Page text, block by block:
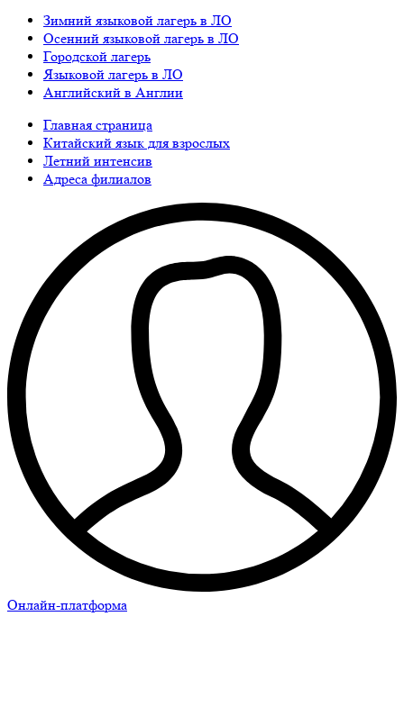
Зимний языковой лагерь в ЛО
Осенний языковой лагерь в ЛО
Городской лагерь
Языковой лагерь в ЛО
Английский в Англии
Главная страница
Китайский язык для взрослых
Летний интенсив
Адреса филиалов
Онлайн-платформа